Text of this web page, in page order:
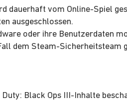
dauerhaft vom Online-Spiel
ausgeschlossen.
oder ihre Benutzerdaten
dem Steam-Sicherheitsteam
Black Ops III-Inhalte